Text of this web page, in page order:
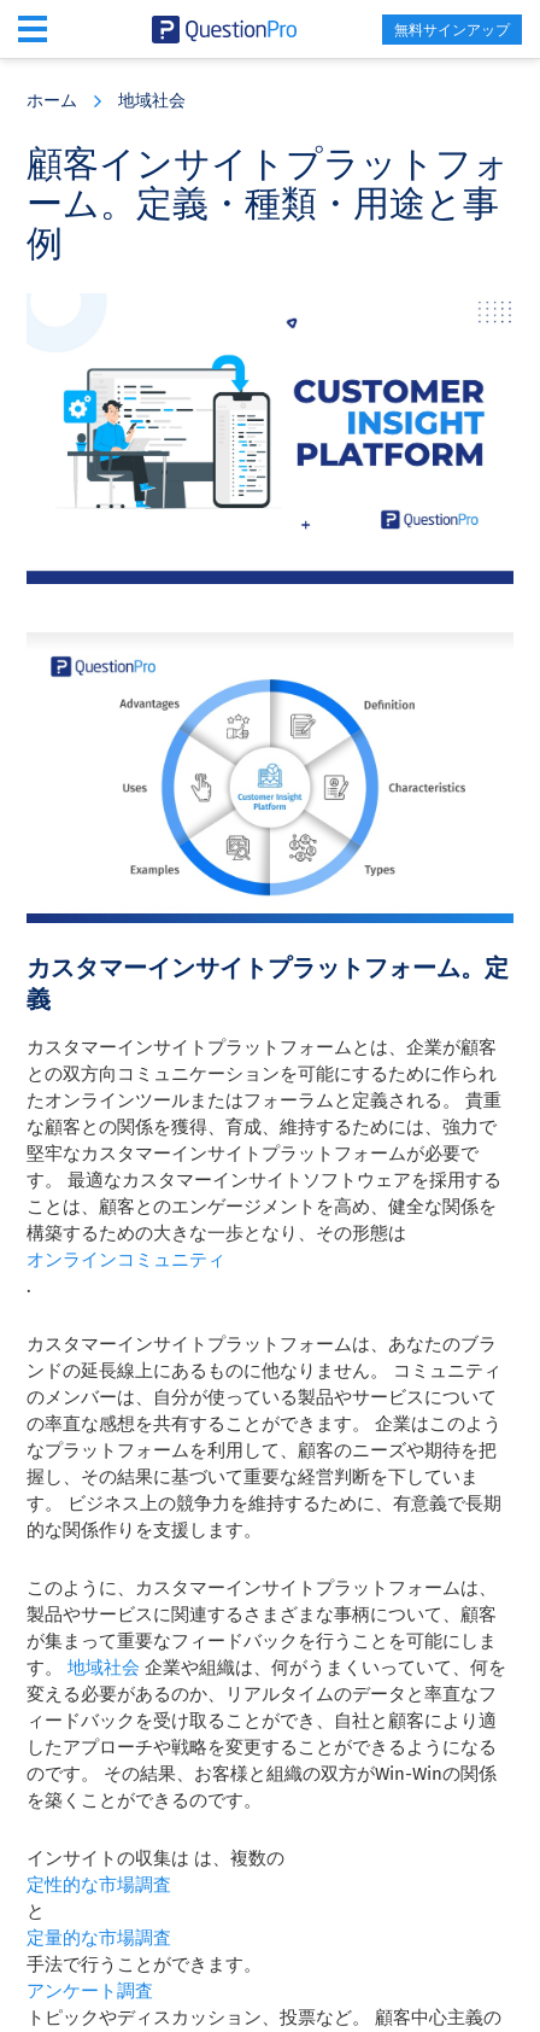
content
sidebar
無料サインアップ
ホーム 地域社会
顧客インサイトプラットフォ
ーム。定義・種類・用途と事
例
カスタマーインサイトプラットフォーム。定
義
カスタマーインサイトプラットフォームとは、企業が顧客
との双方向コミュニケーションを可能にするために作られ
たオンラインツールまたはフォーラムと定義される。貴重
な顧客との関係を獲得、育成、維持するためには、強力で
堅牢なカスタマーインサイトプラットフォームが必要で
す。 最適なカスタマーインサイトソフトウェアを採用する
ことは、顧客とのエンゲージメントを高め、健全な関係を
構築するための大きな一歩となり、その形態は
オンラインコミュニティ
.
カスタマーインサイトプラットフォームは、あなたのブラ
ンドの延長線上にあるものに他なりません。 コミュニティ
のメンバーは、自分が使っている製品やサービスについて
の率直な感想を共有することができます。 企業はこのよう
なプラットフォームを利用して、顧客のニーズや期待を把
握し、その結果に基づいて重要な経営判断を下していま
す。 ビジネス上の競争力を維持するために、有意義で長期
的な関係作りを支援します。
このように、カスタマーインサイトプラットフォームは、
製品やサービスに関連するさまざまな事柄について、顧客
が集まって重要なフィードバックを行うことを可能にしま
す。地域社会 企業や組織は、何がうまくいっていて、何を
変える必要があるのか、リアルタイムのデータと率直なフ
ィードバックを受け取ることができ、自社と顧客により適
したアプローチや戦略を変更することができるようになる
のです。 その結果、お客様と組織の双方がWin-Winの関係
を築くことができるのです。
インサイトの収集は は、複数の
定性的な市場調査
と
定量的な市場調査
手法で行うことができます。
アンケート調査
トピックやディスカッション、投票など。 顧客中心主義の